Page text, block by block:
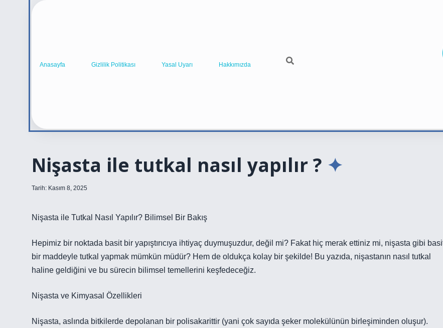
Anasayfa Gizlilik Politikası Yasal Uyarı Hakkımızda
Nişasta ile tutkal nasıl yapılır ?
Tarih: Kasım 8, 2025
Nişasta ile Tutkal Nasıl Yapılır? Bilimsel Bir Bakış
Hepimiz bir noktada basit bir yapıştırıcıya ihtiyaç duymuşuzdur, değil mi? Fakat hiç merak ettiniz mi, nişasta gibi
bir maddeyle tutkal yapmak mümkün müdür? Hem de oldukça kolay bir şekilde! Bu yazıda, nişastanın nasıl tutkal
haline geldiğini ve bu sürecin bilimsel temellerini keşfedeceğiz.
Nişasta ve Kimyasal Özellikleri
Nişasta, aslında bitkilerde depolanan bir polisakarittir (yani çok sayıda şeker molekülünün birleşiminden oluşur).